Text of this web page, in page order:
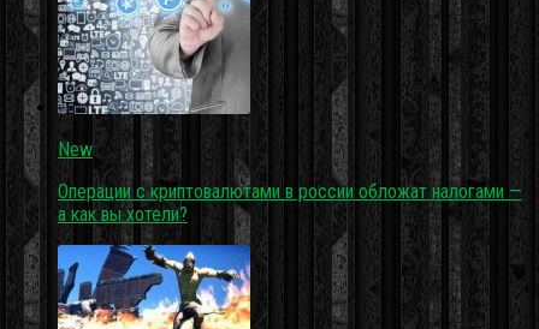
New
Операции с криптовалютами в россии обложат налогами —
а как вы хотели?